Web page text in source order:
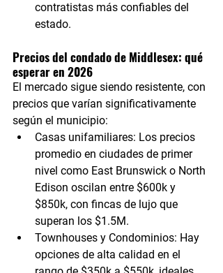
contratistas más confiables del
estado.
Precios del condado de Middlesex: qué
esperar en 2026
El mercado sigue siendo resistente, con
precios que varían significativamente
según el municipio:
Casas unifamiliares: Los precios
promedio en ciudades de primer
nivel como East Brunswick o North
Edison oscilan entre $600k y
$850k, con fincas de lujo que
superan los $1.5M.
Townhouses y Condominios: Hay
opciones de alta calidad en el